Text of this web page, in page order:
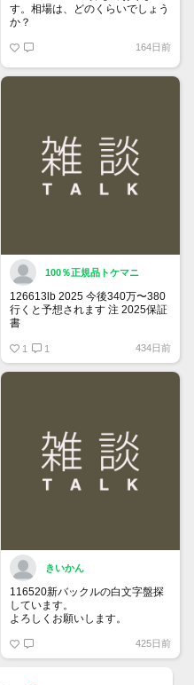
す。相場は、どのくらいでしょう
か？
164日前
100％正規品トケマニ
126613lb 2025 今後340万〜380
行くと予想されます 注 2025保証
書
2025/ @Watch_Monster_より
1 1 434日前
きいかん
116520新バックルの白文字盤探
しています。
よろしくお願いします。
425日前